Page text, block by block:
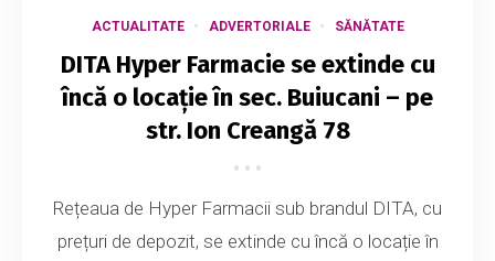
ACTUALITATE ADVERTORIALE SĂNĂTATE
DITA Hyper Farmacie se extinde cu
încă o locație în sec. Buiucani – pe
str. Ion Creangă 78
Rețeaua de Hyper Farmacii sub brandul DITA, cu
prețuri de depozit, se extinde cu încă o locație în